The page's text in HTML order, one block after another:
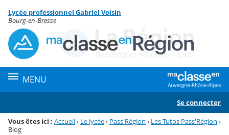
Menu de la rubrique
Contenu
Lycée professionnel Gabriel Voisin
Bourg-en-Bresse
MENU
Se connecter
Vous êtes ici : Accueil› Le lycée› Pass'Région › Les Tutos Pass'Région ›
Blog